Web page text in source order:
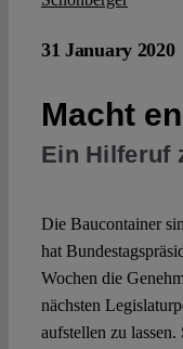
31 January 2020
Macht
Ein Hilferuf
Die Baucontainer
hat
Wochen die
nächsten
aufstellen zu